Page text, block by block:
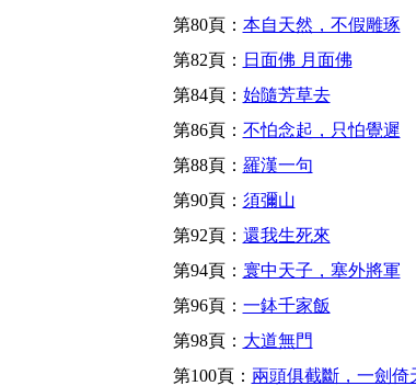
第80頁： 本自天然，不假雕琢
第82頁： 日面佛 月面佛
第84頁： 始隨芳草去
第86頁： 不怕念起，只怕覺遲
第88頁： 羅漢一句
第90頁： 須彌山
第92頁： 還我生死來
第94頁： 寰中天子，塞外將軍
第96頁： 一鉢千家飯
第98頁： 大道無門
第100頁： 兩頭俱截斷，一劍倚